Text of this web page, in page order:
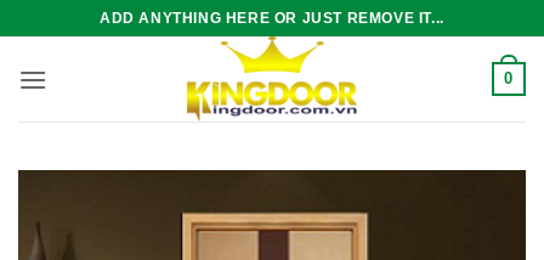
nội
ADD ANYTHING HERE OR JUST REMOVE IT...
0